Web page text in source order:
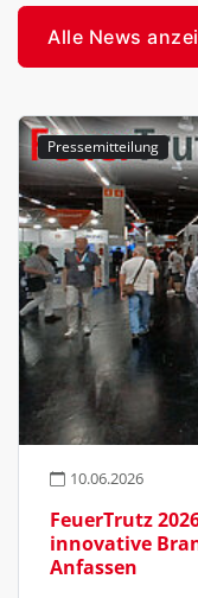
Alle News
Pressemitteilung
10.06.2026
FeuerTrutz
innovative
Anfassen